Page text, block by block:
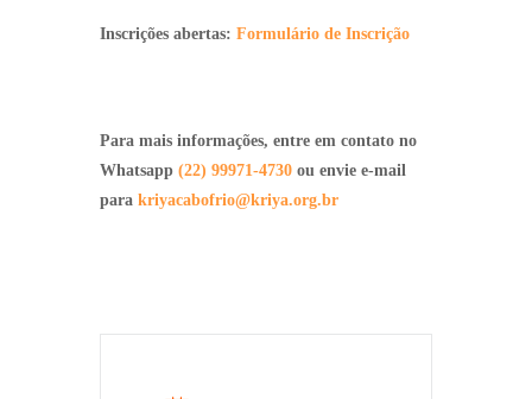
Inscrições abertas: Formulário de Inscrição
Para mais informações, entre em contato no
Whatsapp (22) 99971-4730 ou envie e-mail
para kriyacabofrio@kriya.org.br